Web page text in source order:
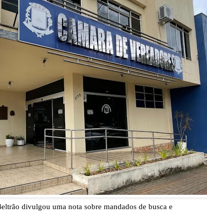
divulgou uma nota sobre mandados de busca e